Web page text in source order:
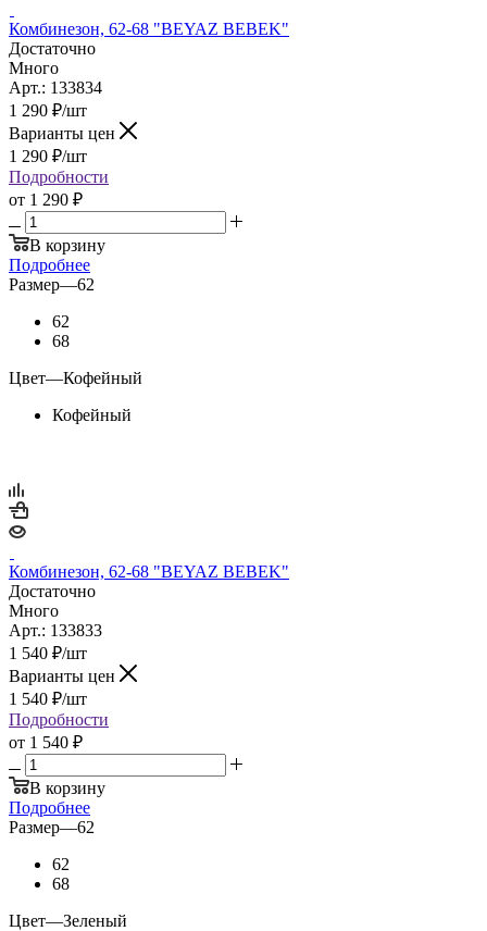
Комбинезон, 62-68 "BEYAZ BEBEK"
Достаточно
Много
Арт.: 133834
1 290 ₽/шт
Варианты цен
1 290 ₽/шт
Подробности
от 1 290 ₽
В корзину
Подробнее
Размер—62
62
68
Цвет—Кофейный
Кофейный
Комбинезон, 62-68 "BEYAZ BEBEK"
Достаточно
Много
Арт.: 133833
1 540 ₽/шт
Варианты цен
1 540 ₽/шт
Подробности
от 1 540 ₽
В корзину
Подробнее
Размер—62
62
68
Цвет—Зеленый